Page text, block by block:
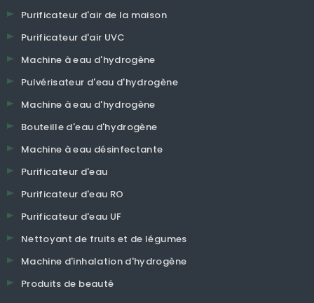
Purificateur d'air de la maison
Purificateur d'air UVC
Machine à eau d'hydrogène
Pulvérisateur d'eau d'hydrogène
Machine à eau d'hydrogène
Bouteille d'eau d'hydrogène
Machine à eau désinfectante
Purificateur d'eau
Purificateur d'eau RO
Purificateur d'eau UF
Nettoyant de fruits et de légumes
Machine d'inhalation d'hydrogène
Produits de beauté